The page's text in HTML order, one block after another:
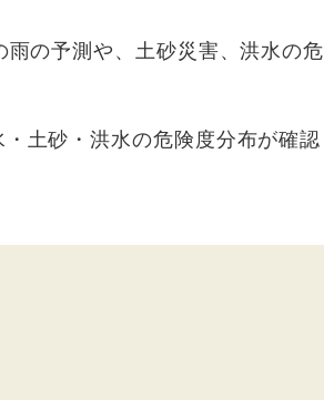
雨の予測や、土砂災害、洪水の危
・土砂・洪水の危険度分布が確認